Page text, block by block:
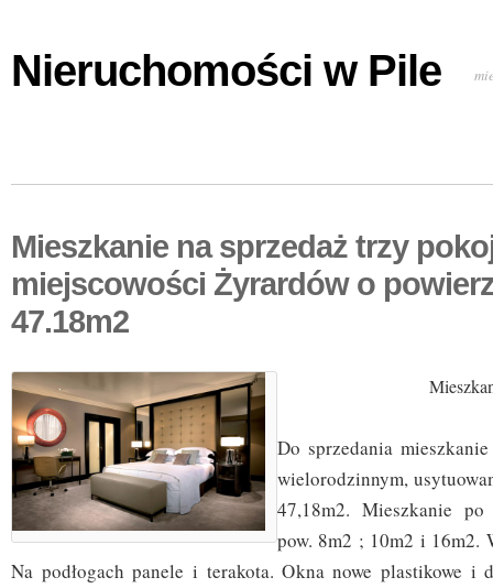
Nieruchomości w Pile
Mieszkanie na sprzedaż trzy
miejscowości Żyrardów o
47.18m2
Do sprzedania
wielorodzinnym,
47,18m2. Mieszkanie
pow. 8m2 ; 10m2 i 16m2.
Na podłogach panele i terakota. Okna nowe plastikowe i